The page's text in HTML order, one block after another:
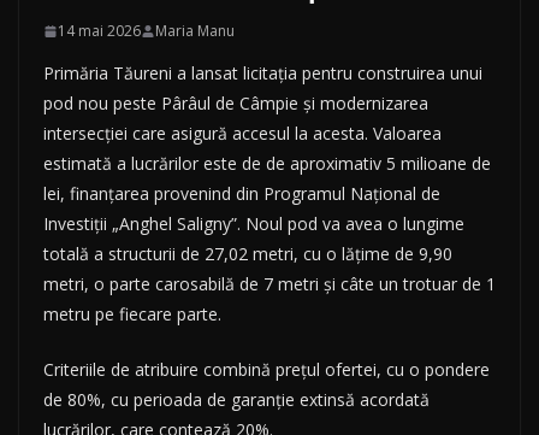
14 mai 2026 Maria Manu
Primăria Tăureni a lansat licitația pentru construirea unui
pod nou peste Pârâul de Câmpie și modernizarea
intersecției care asigură accesul la acesta. Valoarea
estimată a lucrărilor este de de aproximativ 5 milioane de
lei, finanțarea provenind din Programul Național de
Investiții „Anghel Saligny”. Noul pod va avea o lungime
totală a structurii de 27,02 metri, cu o lățime de 9,90
metri, o parte carosabilă de 7 metri și câte un trotuar de 1
metru pe fiecare parte.
Criteriile de atribuire combină prețul ofertei, cu o pondere
de 80%, cu perioada de garanție extinsă acordată
lucrărilor, care contează 20%.